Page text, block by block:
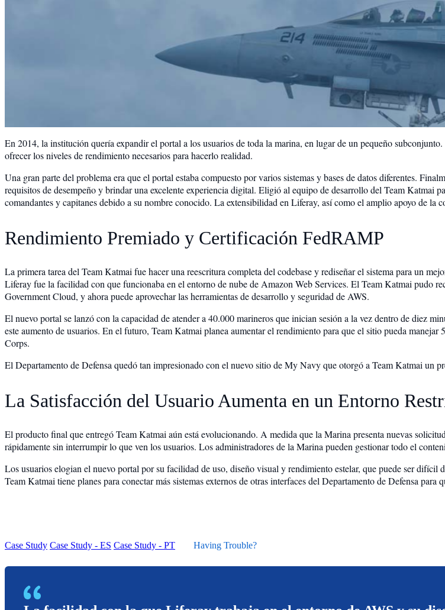
En 2014, la institución quería expandir el portal a los usuarios de toda la marina, en lugar de un pequeño
ofrecer los niveles de rendimiento necesarios para hacerlo realidad.
Una gran parte del problema era que el portal estaba compuesto por varios sistemas y bases de datos diferentes.
requisitos de desempeño y brindar una excelente experiencia digital. Eligió al equipo de desarrollo del Team Katmai
comandantes y capitanes debido a su nombre conocido. La extensibilidad en Liferay, así como el amplio apoyo de la
Rendimiento Premiado y Certificación FedRAMP
La primera tarea del Team Katmai fue hacer una reescritura completa del codebase y rediseñar el sistema para un
Liferay fue la facilidad con que funcionaba en el entorno de nube de Amazon Web Services. El Team Katmai pudo
Government Cloud, y ahora puede aprovechar las herramientas de desarrollo y seguridad de AWS.
El nuevo portal se lanzó con la capacidad de atender a 40.000 marineros que inician sesión a la vez dentro de diez
este aumento de usuarios. En el futuro, Team Katmai planea aumentar el rendimiento para que el sitio pueda
Corps.
El Departamento de Defensa quedó tan impresionado con el nuevo sitio de My Navy que otorgó a Team Katmai un
La Satisfacción del Usuario Aumenta en un Entorno
El producto final que entregó Team Katmai aún está evolucionando. A medida que la Marina presenta nuevas
rápidamente sin interrumpir lo que ven los usuarios. Los administradores de la Marina pueden gestionar todo el
Los usuarios elogian el nuevo portal por su facilidad de uso, diseño visual y rendimiento estelar, que puede ser
Team Katmai tiene planes para conectar más sistemas externos de otras interfaces del Departamento de Defensa
Case Study Case Study - ES Case Study - PT Having Trouble?